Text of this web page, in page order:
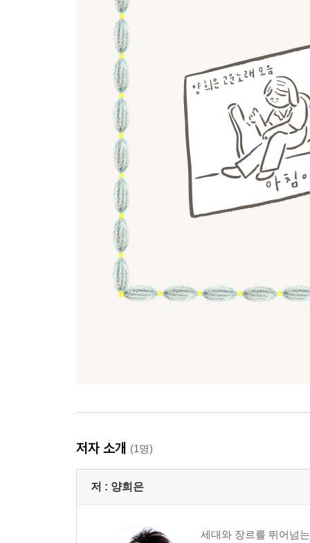
저자 소개 (1명)
저 : 양희은
세대와 장르를 뛰어넘